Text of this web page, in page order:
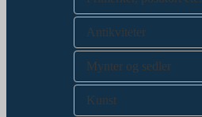
Antikviteter
Mynter og sedler
Kunst